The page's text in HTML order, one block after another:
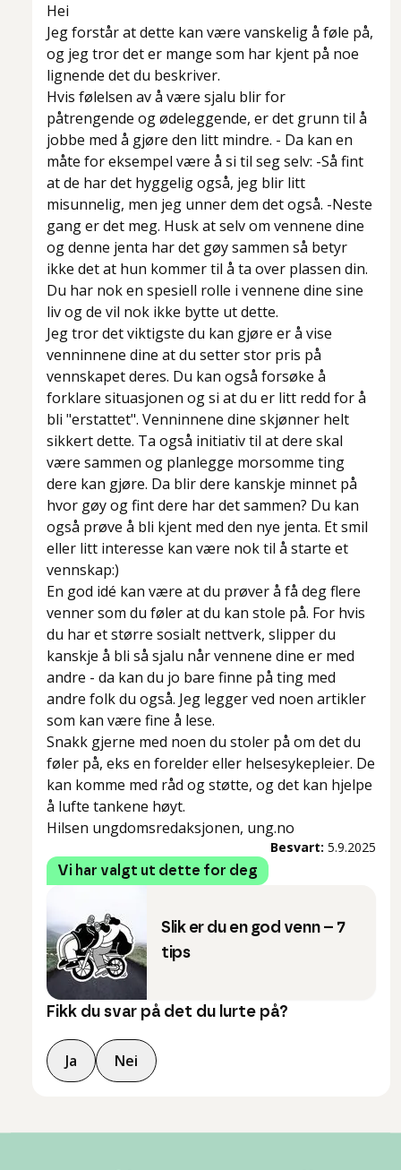
Hei
Jeg forstår at dette kan være vanskelig å føle på,
og jeg tror det er mange som har kjent på noe
lignende det du beskriver.
Hvis følelsen av å være sjalu blir for
påtrengende og ødeleggende, er det grunn til å
jobbe med å gjøre den litt mindre. - Da kan en
måte for eksempel være å si til seg selv: -Så fint
at de har det hyggelig også, jeg blir litt
misunnelig, men jeg unner dem det også. -Neste
gang er det meg. Husk at selv om vennene dine
og denne jenta har det gøy sammen så betyr
ikke det at hun kommer til å ta over plassen din.
Du har nok en spesiell rolle i vennene dine sine
liv og de vil nok ikke bytte ut dette.
Jeg tror det viktigste du kan gjøre er å vise
venninnene dine at du setter stor pris på
vennskapet deres. Du kan også forsøke å
forklare situasjonen og si at du er litt redd for å
bli "erstattet". Venninnene dine skjønner helt
sikkert dette. Ta også initiativ til at dere skal
være sammen og planlegge morsomme ting
dere kan gjøre. Da blir dere kanskje minnet på
hvor gøy og fint dere har det sammen? Du kan
også prøve å bli kjent med den nye jenta. Et smil
eller litt interesse kan være nok til å starte et
vennskap:)
En god idé kan være at du prøver å få deg flere
venner som du føler at du kan stole på. For hvis
du har et større sosialt nettverk, slipper du
kanskje å bli så sjalu når vennene dine er med
andre - da kan du jo bare finne på ting med
andre folk du også. Jeg legger ved noen artikler
som kan være fine å lese.
Snakk gjerne med noen du stoler på om det du
føler på, eks en forelder eller helsesykepleier. De
kan komme med råd og støtte, og det kan hjelpe
å lufte tankene høyt.
Hilsen ungdomsredaksjonen, ung.no
Besvart: 5.9.2025
Vi har valgt ut dette for deg
Slik er du en god venn – 7
tips
Fikk du svar på det du lurte på?
Ja Nei